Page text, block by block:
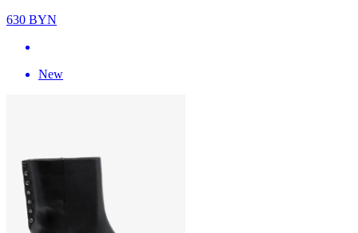
630 BYN
New